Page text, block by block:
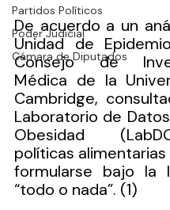
Partidos Políticos
Poder Judicial
Cámara de Diputados
De acuerdo a un
Unidad de
Consejo de
Médica de la
Cambridge,
Laboratorio de
Obesidad
políticas
formularse bajo la
“todo o nada”. (1)